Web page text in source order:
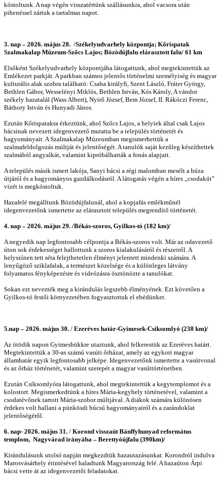
kóstoltunk. A nap végén visszatértünk szállásunkra, ahol vacsora után
pihenéssel zártuk a tartalmas napot.
3. nap – 2026. május 28. /Székelyudvarhely központja; Kőrispatak
Szalmakalap Múzeum-Szőcs Lajos; Bözödújfalu elárasztott falu/ 61 km
Elsőként Székelyudvarhely központjába látogattunk, ahol megtekintettük az
Emlékezet parkját. A parkban számos jelentős történelmi személyiség és magyar
kulturális alak szobra található: Csaba királyfi, Szent László, Fráter György,
Bethlen Gábor, Wesselényi Miklós, Bethlen István, Kós Károly, A vándor
székely hazatalál (Wass Albert), Nyirő József, Bem József, II. Rákóczi Ferenc,
Báthory István és Hunyadi János.
Ezután Kőrispatakra érkeztünk, ahol Szőcs Lajos, a helyiek által csak Lajos
bácsinak nevezett idegenvezető mutatta be a település történetét és
hagyományait. A Szalmakalap Múzeumban megismerhettük a
szalmafeldolgozás múltját és jelentőségét. A tanulók saját kezűleg készíthettek
szalmából angyalkát, valamint kipróbálhatták a fonás alapjait.
A település másik ismert lakója, Sanyi bácsi a régi malomban mesélt a búza
útjáról és a hagyományos gazdálkodásról. A látogatás végén a híres „csodakút”
vizét is megkóstoltuk.
Hazafelé megálltunk Bözödújfalunál, ahol a kopjafás emlékműnél
idegenvezetőnk ismertette az elárasztott település megrendítő történetét.
4. nap – 2026. május 29. /Békás-szoros, Gyilkos-tó (182 km)/
A negyedik nap legfontosabb célpontja a Békás-szoros volt. Már az odavezető
úton sok érdekességet hallottunk a szoros kialakulásáról és részeiről. A
helyszínen tett séta felejthetetlen élményt jelentett mindenki számára. A
lenyűgöző sziklafalak, a természet közelsége és a különleges látvány
folyamatos fényképezésre és videózásra ösztönözte a tanulókat.
Sokan ezt nevezték meg a kirándulás legszebb élményének. Ezt követően a
Gyilkos-tó festői környezetében fogyasztottuk el ebédünket.
5.nap – 2026. május 30. / Ezeréves határ-Gyimesek-Csíksomlyó (238 km)/
Az ötödik napon Gyimesbükkre utaztunk, ahol felkerestük az Ezeréves határt.
Megtekintettük a 30-as számú vasúti őrházat, amely az egykori magyar
államhatár egyik legfontosabb jelképe. Idegenvezetőnk ismertette a vasútvonal
és az őrház történetét, valamint szerepét a magyar vasúttörténetben.
Ezután Csíksomlyóra látogattunk, ahol megtekintettük a kegytemplomot és a
kolostort. Megismerkedtünk a híres Mária-kegyhely történetével, valamint a
csodatévőnek tartott Mária-szobor múltjával. A diákok számára különösen
érdekes volt hallani a pünkösdi búcsú hagyományairól és a zarándoklat
jelentőségéről.
6. nap- 2026. május 31. / Korond visszaút Bánffyhunyad református
templom, Nagyvárad irányába – Berettyóújfalu (390km)/
Kirándulásunk utolsó napján megkezdtük hazautazásunkat. Korondról indulva
Marosvásárhely érintésével haladtunk Magyarország felé. A hazaúton Árpi
bácsi vette át az idegenvezetői feladatokat.